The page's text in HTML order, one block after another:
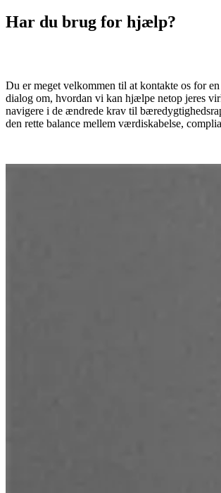
Har du brug for hjælp?
Du er meget velkommen til at kontakte os for
dialog om, hvordan vi kan hjælpe netop jeres
navigere i de ændrede krav til
den rette balance mellem værdiskabelse,